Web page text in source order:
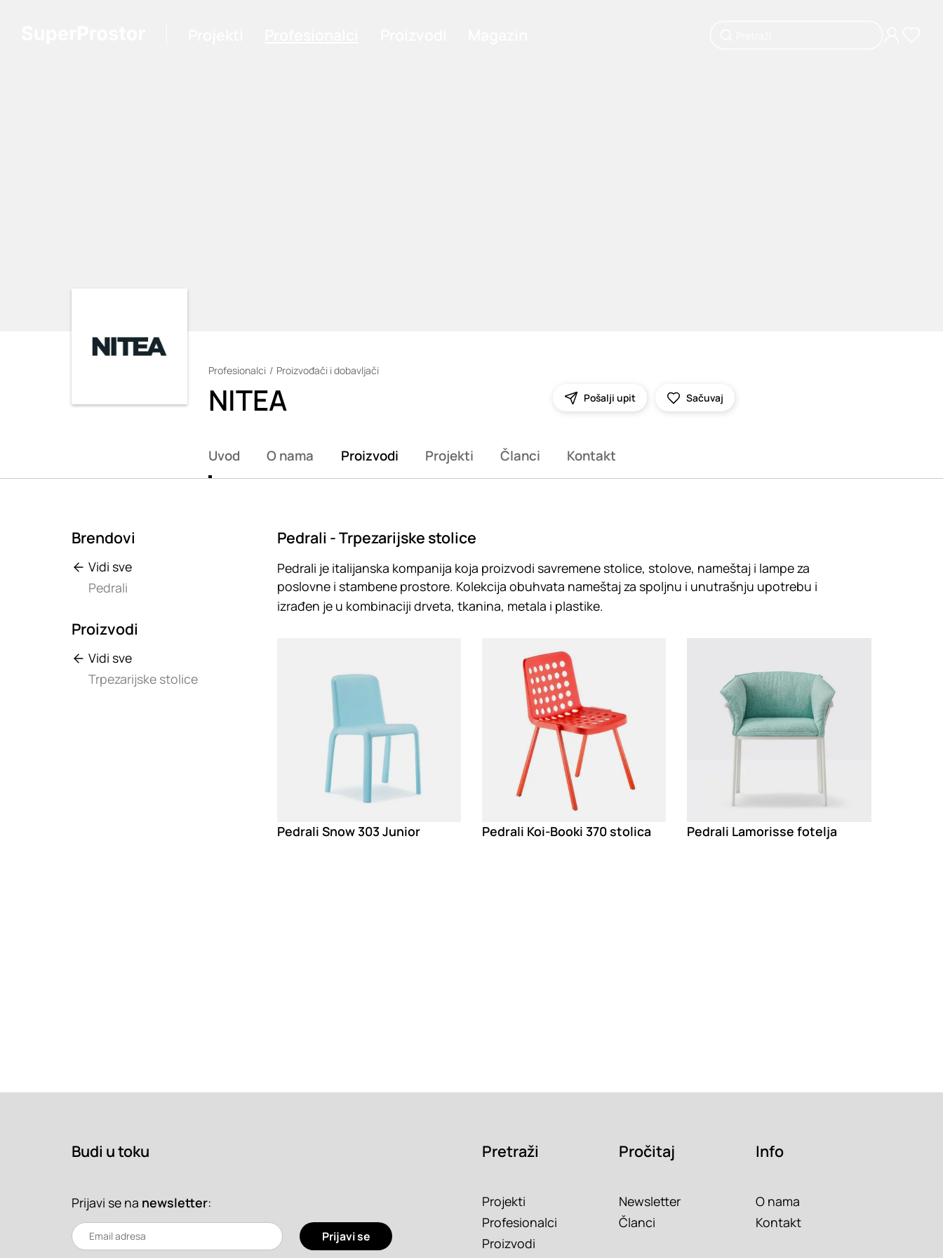
Profesionalci Proizvođači i dobavljači
NITEA Pošalji upit Sačuvaj
Uvod O nama Proizvodi Projekti Članci Kontakt
Brendovi
Vidi sve
Pedrali
Proizvodi
Vidi sve
Trpezarijske stolice
Pedrali - Trpezarijske stolice
Pedrali je italijanska kompanija koja proizvodi savremene stolice, stolove, nameštaj i lampe za
poslovne i stambene prostore. Kolekcija obuhvata nameštaj za spoljnu i unutrašnju upotrebu i
izrađen je u kombinaciji drveta, tkanina, metala i plastike.
Pedrali Snow 303 Junior Pedrali Koi-Booki 370 stolica Pedrali Lamorisse fotelja
Budi u toku
Prijavi se na newsletter:
Prijavi se
Pretraži
Projekti
Profesionalci
Proizvodi
Pročitaj
Newsletter
Članci
Info
O nama
Kontakt